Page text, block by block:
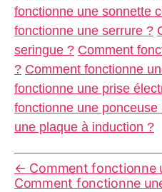
fonctionne une sonnette
fonctionne une serrure ?
seringue ? Comment
? Comment fonctionne
fonctionne une prise
fonctionne une ponceuse
une plaque à induction ?
← Comment fonctionne
Comment fonctionne